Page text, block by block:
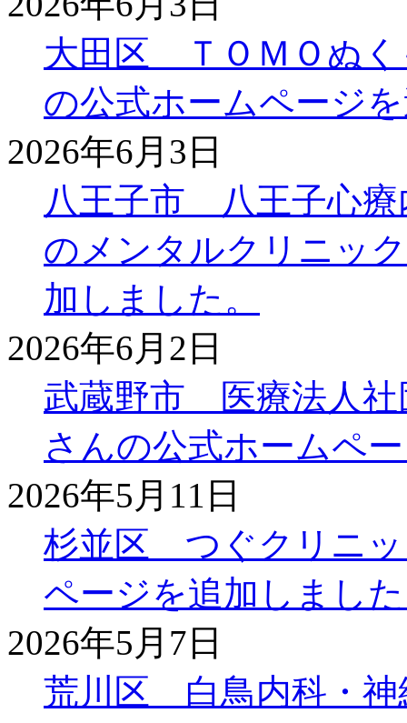
大田区 ＴＯＭＯぬく
の公式ホームページ
2026年6月3日
八王子市 八王子心療
のメンタルクリニッ
加しました。
2026年6月2日
武蔵野市 医療法人
さんの公式ホームペ
2026年5月11日
杉並区 つぐクリニッ
ページを追加しまし
2026年5月7日
荒川区 白鳥内科・神